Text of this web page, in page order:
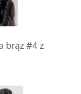
brąz #4 z